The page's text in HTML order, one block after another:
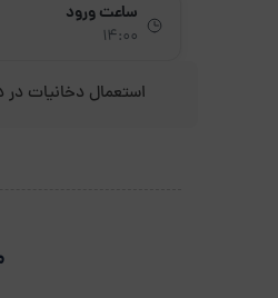
ساعت ورود
14:00
استعمال دخانیات در